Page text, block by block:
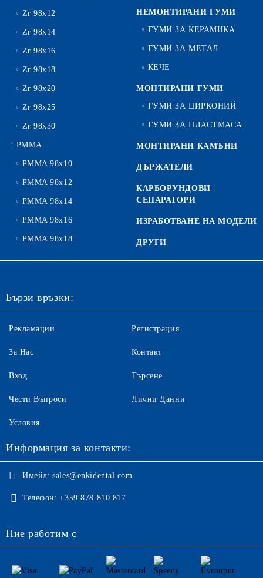
Zr 98x12
Zr 98x14
Zr 98x16
Zr 98x18
Zr 98x20
Zr 98x25
Zr 98x30
PMMA
PMMA 98x10
PMMA 98x12
PMMA 98x14
PMMA 98x16
PMMA 98x18
НЕМОНТИРАНИ ГУМИ
ГУМИ ЗА КЕРАМИКА
ГУМИ ЗА МЕТАЛ
КЕЧЕ
МОНТИРАНИ ГУМИ
ГУМИ ЗА ЦИРКОНИЙ
ГУМИ ЗА ПЛАСТМАСА
МОНТИРАНИ КАМЪНИ
ДЪРЖАТЕЛИ
КАРБОРУНДОВИ
СЕПАРАТОРИ
ИЗРАБОТВАНЕ НА МОДЕЛИ
ДРУГИ
Бързи връзки:
Рекламации
За Нас
Вход
Чести Въпроси
Регистрация
Контакт
Търсене
Лични Данни
Условия
Информация за контакти:
Имейл: sales@enkidental.com
Телефон: +359 878 810 817
Ние работим с